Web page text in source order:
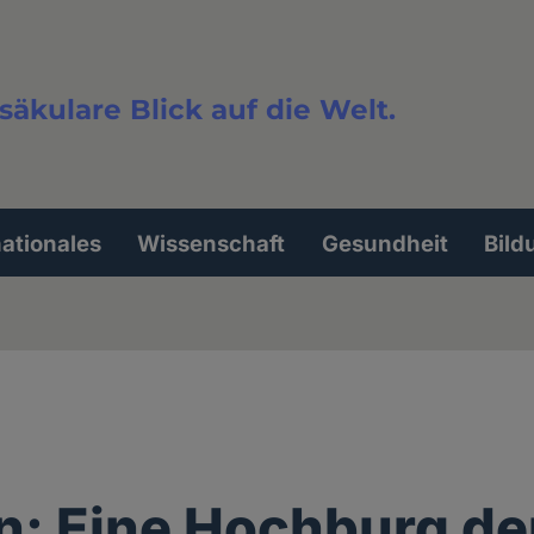
Blick auf die Welt.
Wissenschaft Gesundheit